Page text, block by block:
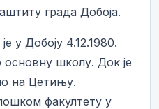
града Добоја.
у Добоју 4.12.1980.
основну школу. Док је
на Цетињу.
факултету у